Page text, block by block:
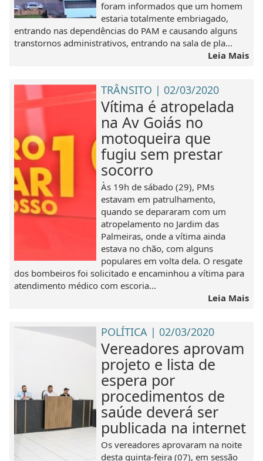
foram informados que um homem
estaria totalmente embriagado,
entrando nas dependências do PAM e causando alguns
transtornos administrativos, entrando na sala de pla...
Leia Mais
TRÂNSITO | 02/03/2020
Vítima é atropelada
na Av Goiás no
motoqueira que
fugiu sem prestar
socorro
Às 19h de sábado (29), PMs
estavam em patrulhamento,
quando se depararam com um
atropelamento no Jardim das
Palmeiras, onde a vítima ainda
estava no chão, com alguns
populares em volta dela. O resgate
dos bombeiros foi solicitado e encaminhou a vítima para
atendimento médico com escoria...
Leia Mais
POLÍTICA | 02/03/2020
Vereadores aprovam
projeto e lista de
espera por
procedimentos de
saúde deverá ser
publicada na internet
Os vereadores aprovaram na noite
desta quinta-feira (07), em sessão